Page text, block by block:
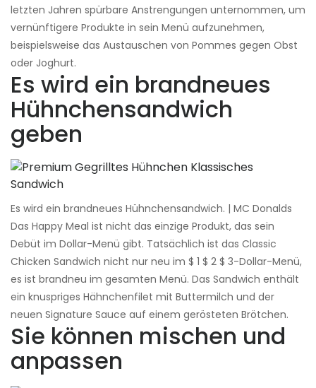
letzten Jahren spürbare Anstrengungen unternommen, um
vernünftigere Produkte in sein Menü aufzunehmen,
beispielsweise das Austauschen von Pommes gegen Obst
oder Joghurt.
Es wird ein brandneues
Hühnchensandwich
geben
Es wird ein brandneues Hühnchensandwich. | MC Donalds
Das Happy Meal ist nicht das einzige Produkt, das sein
Debüt im Dollar-Menü gibt. Tatsächlich ist das Classic
Chicken Sandwich nicht nur neu im $ 1 $ 2 $ 3-Dollar-Menü,
es ist brandneu im gesamten Menü. Das Sandwich enthält
ein knuspriges Hähnchenfilet mit Buttermilch und der
neuen Signature Sauce auf einem gerösteten Brötchen.
Sie können mischen und
anpassen